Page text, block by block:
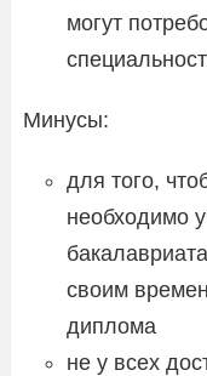
могут
Минусы:
для того,
необходимо
своим
диплома
не у всех